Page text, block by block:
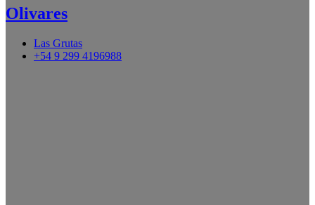
Olivares
Las Grutas
+54 9 299 4196988